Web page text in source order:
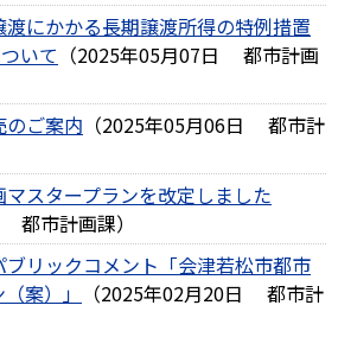
にかかる長期譲渡所得の特例措置
いて （2025年05月07日
都市計画
のご案内 （2025年05月06日
都市計
スタープランを改定しました
都市計画課）
ブリックコメント「会津若松市都市
案）」
（2025年02月20日
都市計